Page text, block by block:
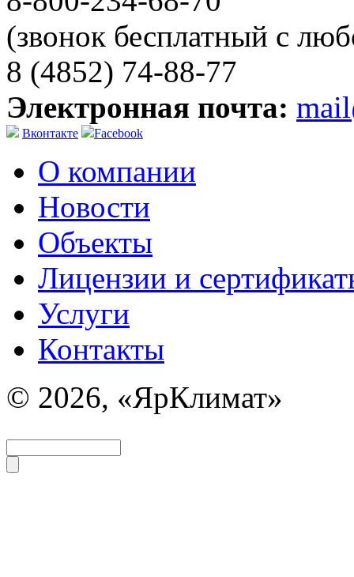
(звонок бесплатный с
8 (4852) 74-88-77
Электронная почта:
Вконтакте Facebook
О компании
Новости
Объекты
Лицензии и
Услуги
Контакты
© 2026, «ЯрКлимат»